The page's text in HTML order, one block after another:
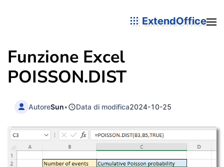
ExtendOffice
Funzione Excel
POISSON.DIST
AutoreSun• Data di modifica2024-10-25